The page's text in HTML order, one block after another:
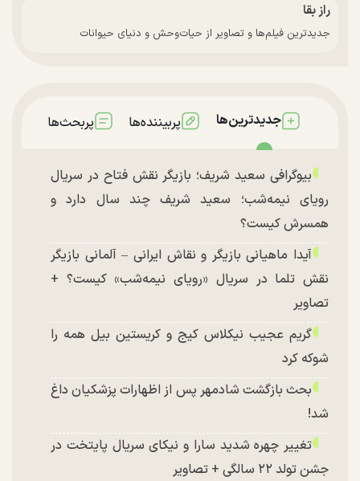
راز بقا
جدیدترین فیلم‌ها و تصاویر از حیات‌وحش و دنیای حیوانات
جدیدترین‌ها پربیننده‌ها پربحث‌ها
بیوگرافی سعید شریف؛ بازیگر نقش فتاح در سریال
رویای نیمه‌شب؛ سعید شریف چند سال دارد و
همسرش کیست؟
آیدا ماهیانی بازیگر و نقاش ایرانی – آلمانی بازیگر
نقش تلما در سریال «رویای نیمه‌شب» کیست؟ +
تصاویر
گریم عجیب نیکلاس کیج و کریستین بیل همه را
شوکه کرد
بحث بازگشت شادمهر پس از اظهارات پزشکیان داغ
شد!
تغییر چهره شدید سارا و نیکای سریال پایتخت در
جشن تولد ۲۲ سالگی + تصاویر